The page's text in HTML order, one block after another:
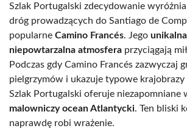
Szlak Portugalski zdecydowanie
dróg prowadzących do Santiago de
popularne Camino Francés. Jego
niepowtarzalna atmosfera przyciągają
Podczas gdy Camino Francés zazwyczaj
pielgrzymów i ukazuje typowe
Szlak Portugalski oferuje niezapomniane
malowniczy ocean Atlantycki. Ten bliski
naprawdę robi wrażenie.